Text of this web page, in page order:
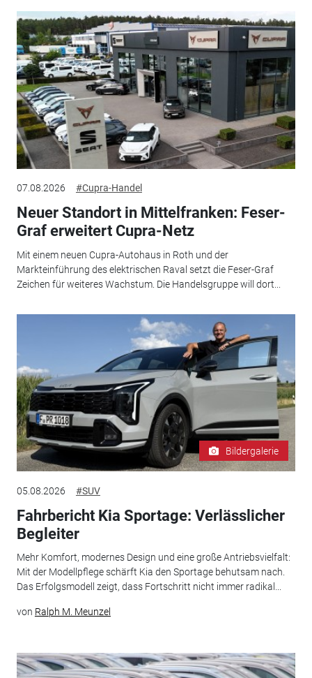
07.08.2026 #Cupra-Handel
Neuer Standort in Mittelfranken: Feser-
Graf erweitert Cupra-Netz
Mit einem neuen Cupra-Autohaus in Roth und der
Markteinführung des elektrischen Raval setzt die Feser-Graf
Zeichen für weiteres Wachstum. Die Handelsgruppe will dort...
Bildergalerie
05.08.2026 #SUV
Fahrbericht Kia Sportage: Verlässlicher
Begleiter
Mehr Komfort, modernes Design und eine große Antriebsvielfalt:
Mit der Modellpflege schärft Kia den Sportage behutsam nach.
Das Erfolgsmodell zeigt, dass Fortschritt nicht immer radikal...
von Ralph M. Meunzel